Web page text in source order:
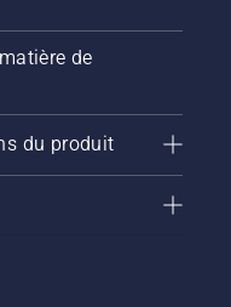
de
du produit